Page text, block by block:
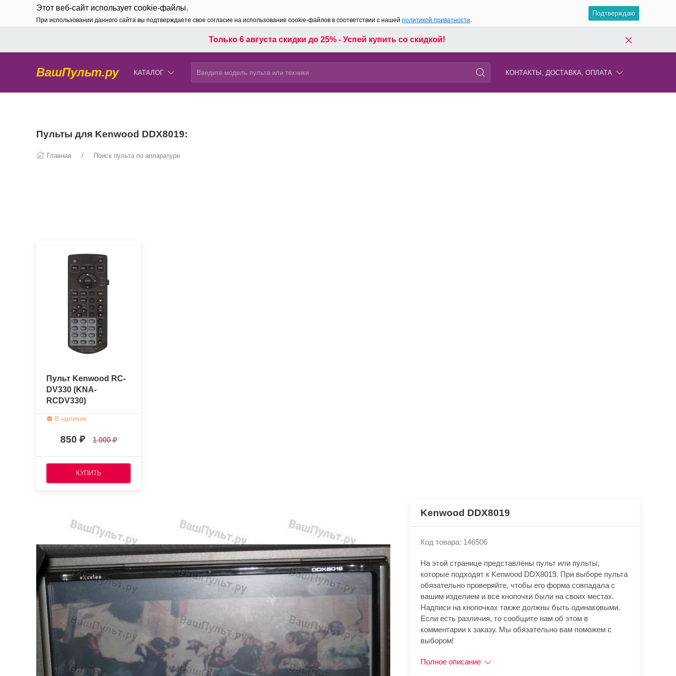
Этот веб-сайт использует cookie-файлы.
При использовании данного сайта вы подтверждаете свое согласие на использование cookie-файлов в соответствии с нашей политикой приватности.
Подтверждаю
Только 6 августа скидки до 25% - Успей купить со скидкой!
ВашПульт.ру КАТАЛОГ КОНТАКТЫ, ДОСТАВКА, ОПЛАТА
Пульты для Kenwood DDX8019:
Главная Поиск пульта по аппаратуре
Пульт Kenwood RC-
DV330 (KNA-
RCDV330)
(оригинальный)
В наличии
850 1 000
КУПИТЬ
Kenwood DDX8019
Код товара: 146506
На этой странице представлены пульт или пульты,
которые подходят к Kenwood DDX8019. При выборе пульта
обязательно проверяйте, чтобы его форма совпадала с
вашим изделием и все кнопочки были на своих местах.
Надписи на кнопочках также должны быть одинаковыми.
Если есть различия, то сообщите нам об этом в
комментарии к заказу. Мы обязательно вам поможем с
выбором!
Полное описание